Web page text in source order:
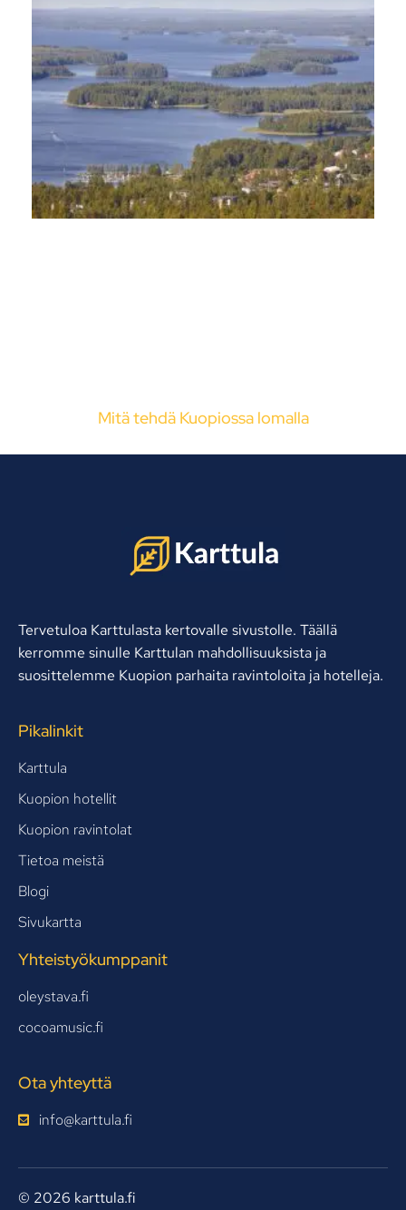
Mitä tehdä Kuopiossa lomalla
Tervetuloa Karttulasta kertovalle sivustolle. Täällä
kerromme sinulle Karttulan mahdollisuuksista ja
suosittelemme Kuopion parhaita ravintoloita ja hotelleja.
Pikalinkit
Karttula
Kuopion hotellit
Kuopion ravintolat
Tietoa meistä
Blogi
Sivukartta
Yhteistyökumppanit
oleystava.fi
cocoamusic.fi
Ota yhteyttä
info@karttula.fi
© 2026 karttula.fi